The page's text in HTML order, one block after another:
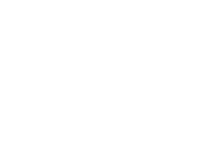
ocjena: 5/5, recenzija: 64